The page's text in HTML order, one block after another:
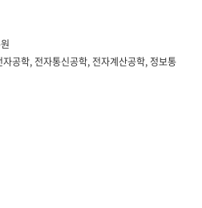
공학, 전자통신공학, 전자계산공학, 정보통